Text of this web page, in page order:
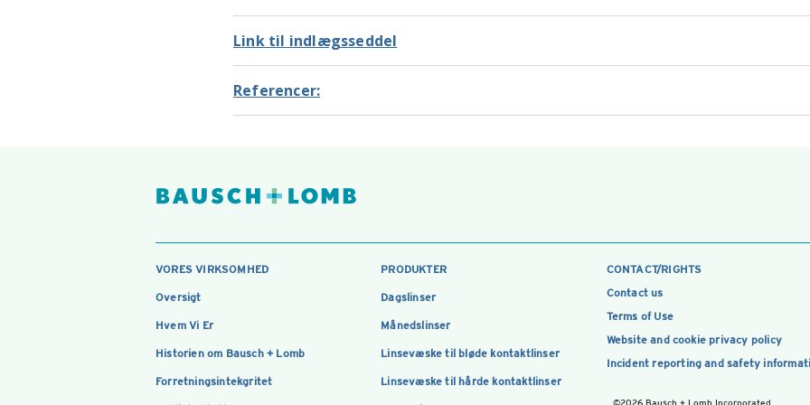
Link til indlægsseddel
Referencer:
VORES VIRKSOMHED
Oversigt
Hvem Vi Er
Historien om Bausch + Lomb
Forretningsintekgritet
PRODUKTER
Dagslinser
Månedslinser
Linsevæske til bløde kontaktlinser
Linsevæske til hårde kontaktlinser
CONTACT/RIGHTS
Contact us
Terms of Use
Website and cookie privacy policy
Incident reporting and safety
©2026 Bausch + Lomb Incorporated